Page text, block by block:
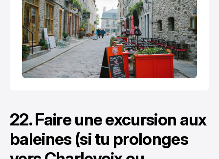
22. Faire une excursion aux
baleines (si tu prolonges